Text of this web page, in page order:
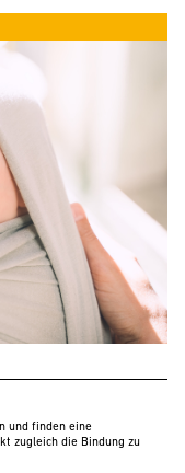
und finden eine
zugleich die Bindung zu